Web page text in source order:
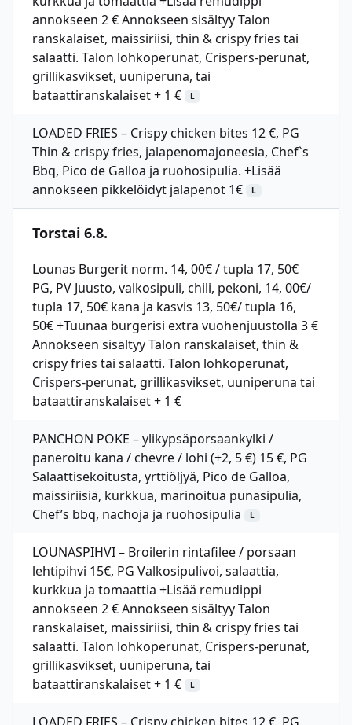
annokseen 2 € Annokseen sisältyy Talon
ranskalaiset, maissiriisi, thin & crispy fries tai
salaatti. Talon lohkoperunat, Crispers-perunat,
grillikasvikset, uuniperuna, tai
bataattiranskalaiset + 1 €
L
LOADED FRIES – Crispy chicken bites 12 €, PG
Thin & crispy fries, jalapenomajoneesia, Chef`s
Bbq, Pico de Galloa ja ruohosipulia. +Lisää
annokseen pikkelöidyt jalapenot 1€
L
Torstai 6.8.
Lounas Burgerit norm. 14, 00€ / tupla 17, 50€
PG, PV Juusto, valkosipuli, chili, pekoni, 14, 00€/
tupla 17, 50€ kana ja kasvis 13, 50€/ tupla 16,
50€ +Tuunaa burgerisi extra vuohenjuustolla 3 €
Annokseen sisältyy Talon ranskalaiset, thin &
crispy fries tai salaatti. Talon lohkoperunat,
Crispers-perunat, grillikasvikset, uuniperuna tai
bataattiranskalaiset + 1 €
PANCHON POKE – ylikypsäporsaankylki /
paneroitu kana / chevre / lohi (+2, 5 €) 15 €, PG
Salaattisekoitusta, yrttiöljyä, Pico de Galloa,
maissiriisiä, kurkkua, marinoitua punasipulia,
Chef’s bbq, nachoja ja ruohosipulia
L
LOUNASPIHVI – Broilerin rintafilee / porsaan
lehtipihvi 15€, PG Valkosipulivoi, salaattia,
kurkkua ja tomaattia +Lisää remudippi
annokseen 2 € Annokseen sisältyy Talon
ranskalaiset, maissiriisi, thin & crispy fries tai
salaatti. Talon lohkoperunat, Crispers-perunat,
grillikasvikset, uuniperuna, tai
bataattiranskalaiset + 1 €
L